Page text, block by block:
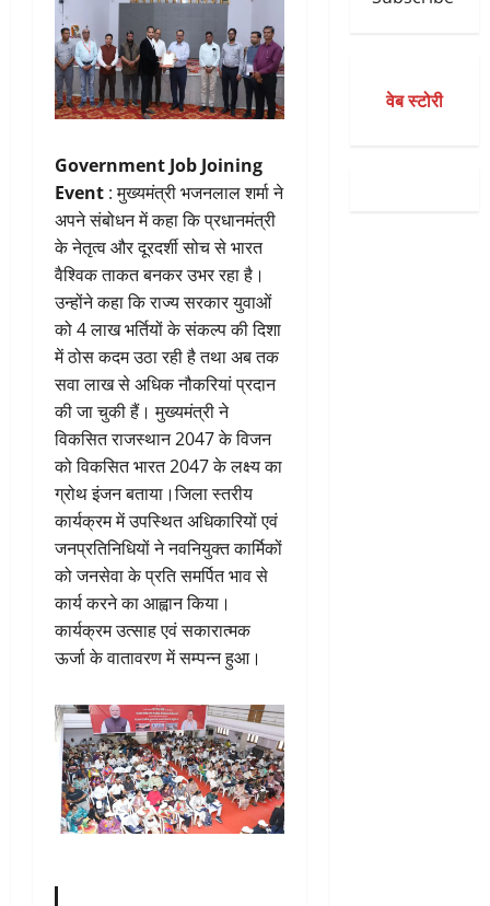
Government Job Joining
Event : मुख्यमंत्री भजनलाल शर्मा ने
अपने संबोधन में कहा कि प्रधानमंत्री
के नेतृत्व और दूरदर्शी सोच से भारत
वैश्विक ताकत बनकर उभर रहा है।
उन्होंने कहा कि राज्य सरकार युवाओं
को 4 लाख भर्तियों के संकल्प की दिशा
में ठोस कदम उठा रही है तथा अब तक
सवा लाख से अधिक नौकरियां प्रदान
की जा चुकी हैं। मुख्यमंत्री ने
विकसित राजस्थान 2047 के विजन
को विकसित भारत 2047 के लक्ष्य का
ग्रोथ इंजन बताया।जिला स्तरीय
कार्यक्रम में उपस्थित अधिकारियों एवं
जनप्रतिनिधियों ने नवनियुक्त कार्मिकों
को जनसेवा के प्रति समर्पित भाव से
कार्य करने का आह्वान किया।
कार्यक्रम उत्साह एवं सकारात्मक
ऊर्जा के वातावरण में सम्पन्न हुआ।
वेब स्टोरी